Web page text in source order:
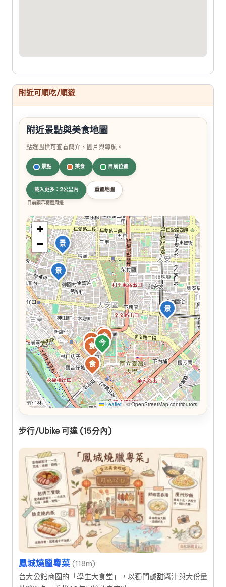
附近可順吃/順遊
附近景點與美食地圖
點選圖標可查看簡介、圖片與導航。
景點 美食 目前位置
載入更多：2公里內 重置地圖
目前顯示精選周邊
今
景
食
景
食
食
食
景
食
+
−
Leaflet |© OpenStreetMap contributors
步行/Ubike 可達 (15分內)
鳳城燒臘粵菜 (118m)
台大公館商圈的「學生大食堂」，以獨門鹹甜醬汁與大份量